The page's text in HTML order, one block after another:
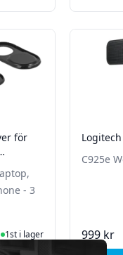
för
- 3
1st i lager
C925e
999 kr